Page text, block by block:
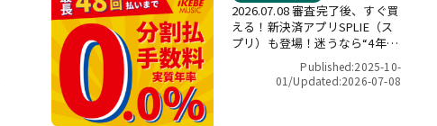
2026.07.08 審査完了後、すぐ買
える！新決済アプリSPLIE（ス
プリ）も登場！迷うなら“4年間
金利ゼロ！”最長48回 無金利キ
ャンペーン
Published:2025-10-
01/Updated:2026-07-08